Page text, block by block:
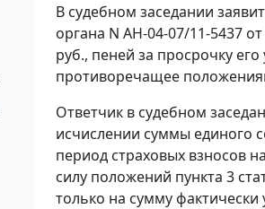
В судебном заседании
органа N АН-04-07/11-5437
руб., пеней за просрочку
противоречащее
Ответчик в судебном
исчислении суммы единого
период страховых взносов
силу положений пункта 3
только на сумму